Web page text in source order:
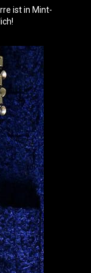
ist in Mint-